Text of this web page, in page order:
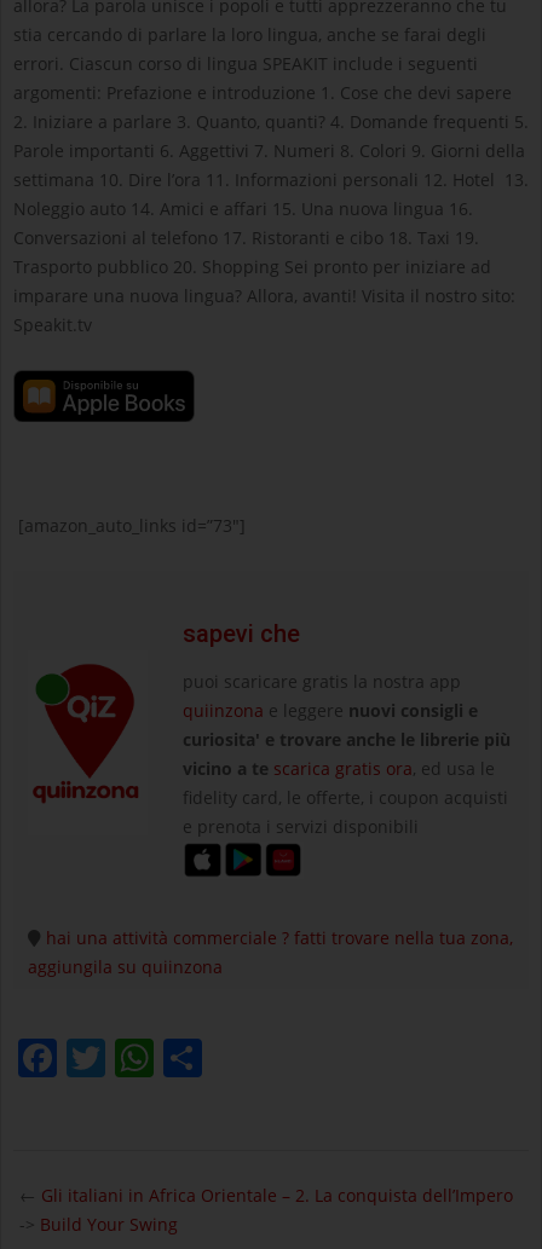
allora? La parola unisce i popoli e tutti apprezzeranno che tu
stia cercando di parlare la loro lingua, anche se farai degli
errori. Ciascun corso di lingua SPEAKIT include i seguenti
argomenti: Prefazione e introduzione 1. Cose che devi sapere
2. Iniziare a parlare 3. Quanto, quanti? 4. Domande frequenti 5.
Parole importanti 6. Aggettivi 7. Numeri 8. Colori 9. Giorni della
settimana 10. Dire l’ora 11. Informazioni personali 12. Hotel 13.
Noleggio auto 14. Amici e affari 15. Una nuova lingua 16.
Conversazioni al telefono 17. Ristoranti e cibo 18. Taxi 19.
Trasporto pubblico 20. Shopping Sei pronto per iniziare ad
imparare una nuova lingua? Allora, avanti! Visita il nostro sito:
Speakit.tv
[amazon_auto_links id=”73″]
sapevi che
puoi scaricare gratis la nostra app
quiinzona e leggere nuovi consigli e
curiosita' e trovare anche le librerie più
vicino a te scarica gratis ora, ed usa le
fidelity card, le offerte, i coupon acquisti
e prenota i servizi disponibili
hai una attività commerciale ? fatti trovare nella tua zona,
aggiungila su quiinzona
Facebook
TwitterWhatsApp
01-
11
← Gli italiani in Africa Orientale – 2. La conquista dell’Impero
-> Build Your Swing